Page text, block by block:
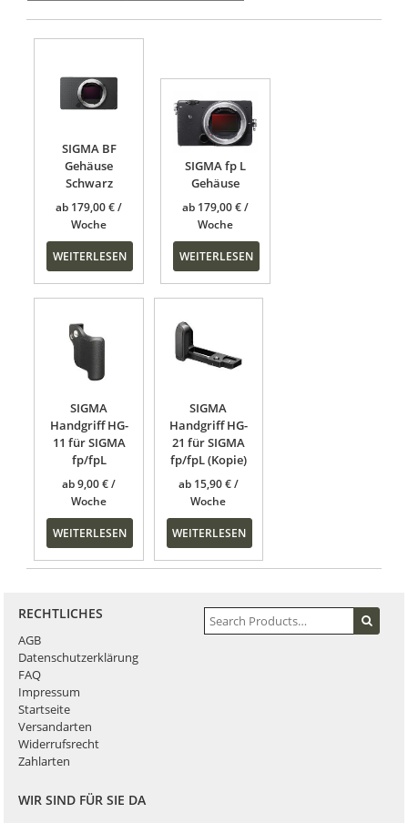
SIGMA BF
Gehäuse
Schwarz
ab 179,00€
WEITERLESEN
SIGMA fp L
Gehäuse
ab 179,00€
WEITERLESEN
SIGMA
Handgriff HG-
11 für SIGMA
fp/fpL
ab9,00€
WEITERLESEN
SIGMA
Handgriff HG-
21 für SIGMA
fp/fpL (Kopie)
ab 15,90€
WEITERLESEN
RECHTLICHES
AGB
Datenschutzerklärung
FAQ
Impressum
Startseite
Versandarten
Widerrufsrecht
Zahlarten
WIR SIND FÜR SIE DA